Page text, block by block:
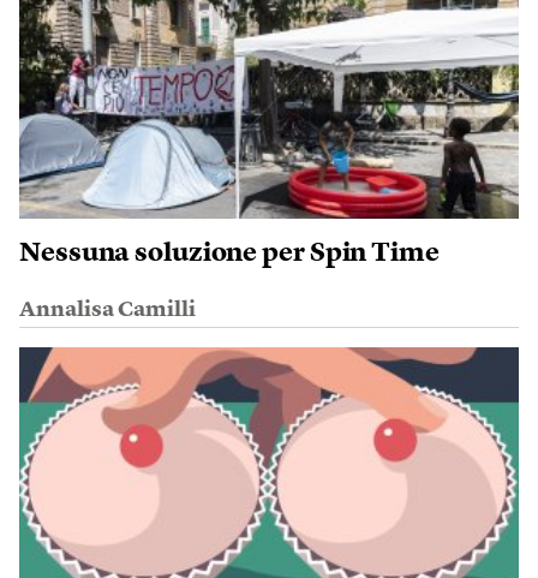
Nessuna soluzione per Spin Time
Annalisa Camilli